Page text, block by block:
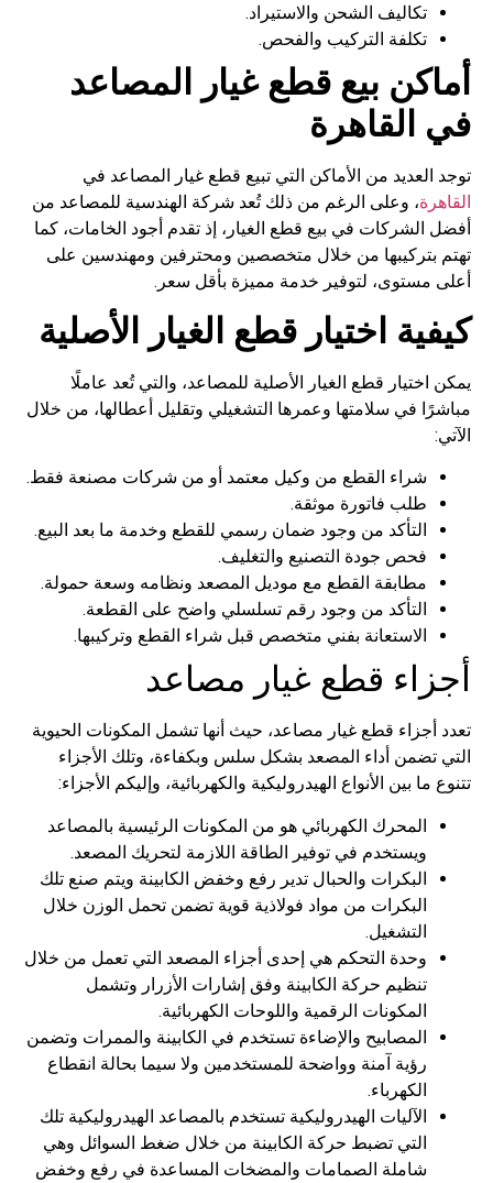
تكاليف الشحن والاستيراد.
تكلفة التركيب والفحص.
أماكن بيع قطع غيار المصاعد
في القاهرة
توجد العديد من الأماكن التي تبيع قطع غيار المصاعد في
القاهرة، وعلى الرغم من ذلك تُعد شركة الهندسية للمصاعد من
أفضل الشركات في بيع قطع الغيار، إذ تقدم أجود الخامات، كما
تهتم بتركيبها من خلال متخصصين ومحترفين ومهندسين على
أعلى مستوى، لتوفير خدمة مميزة بأقل سعر.
كيفية اختيار قطع الغيار الأصلية
يمكن اختيار قطع الغيار الأصلية للمصاعد، والتي تُعد عاملًا
مباشرًا في سلامتها وعمرها التشغيلي وتقليل أعطالها، من خلال
الآتي:
شراء القطع من وكيل معتمد أو من شركات مصنعة فقط.
طلب فاتورة موثقة.
التأكد من وجود ضمان رسمي للقطع وخدمة ما بعد البيع.
فحص جودة التصنيع والتغليف.
مطابقة القطع مع موديل المصعد ونظامه وسعة حمولة.
التأكد من وجود رقم تسلسلي واضح على القطعة.
الاستعانة بفني متخصص قبل شراء القطع وتركيبها.
أجزاء قطع غيار مصاعد
تعدد أجزاء قطع غيار مصاعد​، حيث أنها تشمل المكونات الحيوية
التي تضمن أداء المصعد بشكل سلس وبكفاءة، وتلك الأجزاء
تتنوع ما بين الأنواع الهيدروليكية والكهربائية، وإليكم الأجزاء:
المحرك الكهربائي هو من المكونات الرئيسية بالمصاعد
ويستخدم في توفير الطاقة اللازمة لتحريك المصعد.
البكرات والحبال تدير رفع وخفض الكابينة ويتم صنع تلك
البكرات من مواد فولاذية قوية تضمن تحمل الوزن خلال
التشغيل.
وحدة التحكم هي إحدى أجزاء المصعد التي تعمل من خلال
تنظيم حركة الكابينة وفق إشارات الأزرار وتشمل
المكونات الرقمية واللوحات الكهربائية.
المصابيح والإضاءة تستخدم في الكابينة والممرات وتضمن
رؤية آمنة وواضحة للمستخدمين ولا سيما بحالة انقطاع
الكهرباء.
الآليات الهيدروليكية تستخدم بالمصاعد الهيدروليكية تلك
التي تضبط حركة الكابينة من خلال ضغط السوائل وهي
شاملة الصمامات والمضخات المساعدة في رفع وخفض